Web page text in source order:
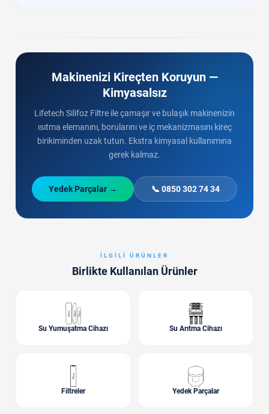
Makinenizi Kireçten Koruyun —
Kimyasalsız
Lifetech Silifoz Filtre ile çamaşır ve bulaşık makinenizin
ısıtma elemanını, borularını ve iç mekanizmasını kireç
birikiminden uzak tutun. Ekstra kimyasal kullanımına
gerek kalmaz.
Yedek Parçalar → 📞 0850 302 74 34
İLGILI ÜRÜNLER
Birlikte Kullanılan Ürünler
Su Yumuşatma Cihazı Su Arıtma Cihazı
Filtreler Yedek Parçalar